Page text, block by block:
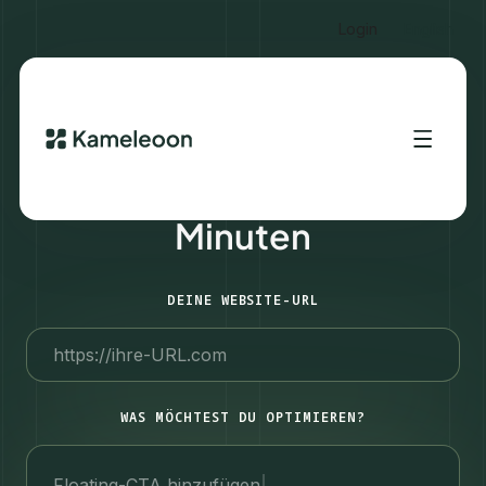
Minuten
DEINE WEBSITE-URL
WAS MÖCHTEST DU OPTIMIEREN?